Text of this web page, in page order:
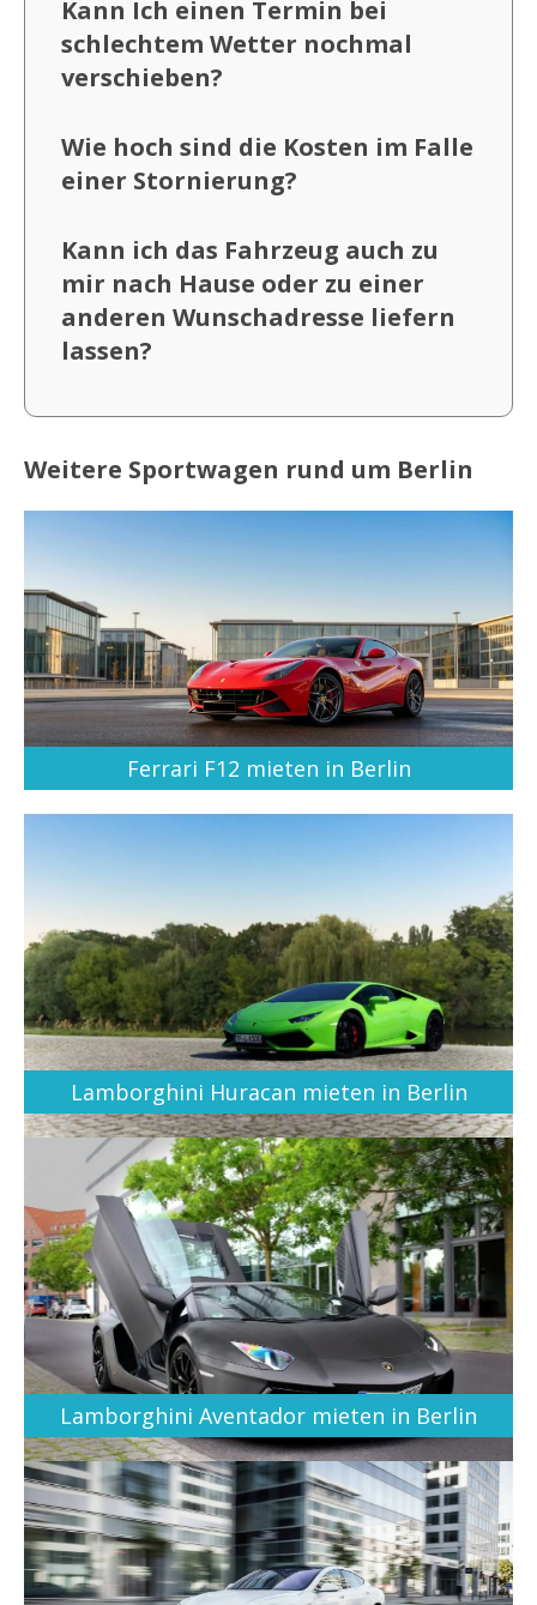
Kann Ich einen Termin bei
schlechtem Wetter nochmal
verschieben?
Wie hoch sind die Kosten im Falle
einer Stornierung?
Kann ich das Fahrzeug auch zu
mir nach Hause oder zu einer
anderen Wunschadresse liefern
lassen?
Weitere Sportwagen rund um Berlin
Ferrari F12 mieten in Berlin
Lamborghini Huracan mieten in Berlin
Lamborghini Aventador mieten in Berlin